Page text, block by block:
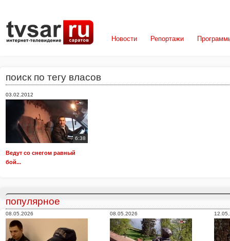
Новости Репортажи
поиск по тегу власов
03.02.2012
6:38
Ведут со снегом равный
бой...
популярное
08.05.2026 08.05.2026